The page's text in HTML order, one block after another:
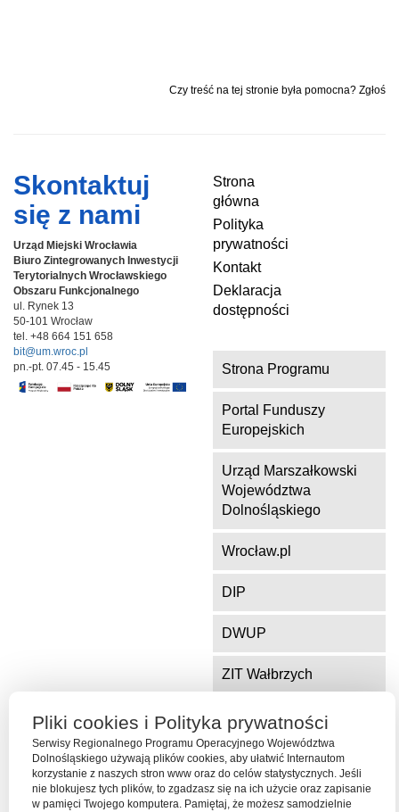
Czy treść na tej stronie była pomocna? Zgłoś
Skontaktuj
się z nami
Urząd Miejski Wrocławia
Biuro Zintegrowanych Inwestycji
Terytorialnych Wrocławskiego
Obszaru Funkcjonalnego
ul. Rynek 13
50-101 Wrocław
tel. +48 664 151 658
bit@um.wroc.pl
pn.-pt. 07.45 - 15.45
Strona
główna
Polityka
prywatności
Kontakt
Deklaracja
dostępności
Strona Programu
Portal Funduszy
Europejskich
Urząd Marszałkowski
Województwa
Dolnośląskiego
Wrocław.pl
DIP
DWUP
ZIT Wałbrzych
ZIT Jelenia Góra
Serwis współfinansowany ze środków Funduszu Spójności Unii
Europejskiej w ramach Programu Operacyjnego Pomoc Techniczna
Pliki cookies i Polityka prywatności
Serwisy Regionalnego Programu Operacyjnego Województwa
Dolnośląskiego używają plików cookies, aby ułatwić Internautom
korzystanie z naszych stron www oraz do celów statystycznych. Jeśli
nie blokujesz tych plików, to zgadzasz się na ich użycie oraz zapisanie
w pamięci Twojego komputera. Pamiętaj, że możesz samodzielnie